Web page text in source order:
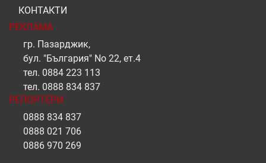
КОНТАКТИ
РЕКЛАМА
гр. Пазарджик,
бул. "България" No 22, ет.4
тел. 0884 223 113
тел. 0888 834 837
РЕПОРТЕРИ
0888 834 837
0888 021 706
0886 970 269